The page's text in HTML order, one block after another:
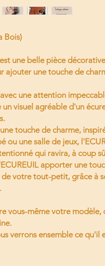
Bois)
une belle pièce
ajouter une touche de
une attention
visuel agréable d'un
touche de charme,
ou une salle de jeux,
qui ravira, à coup
apporter une
votre tout-petit, grâce à
vous-même votre modèle,
verrons ensemble ce qu'il